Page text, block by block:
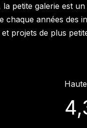
la petite galerie est
chaque années des
projets de plus